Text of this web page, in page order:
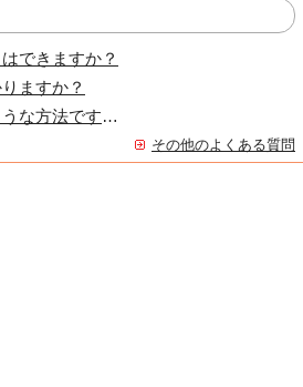
できますか？
ますか？
代金の支払いはどのような方法ですか？
その他のよくある質問